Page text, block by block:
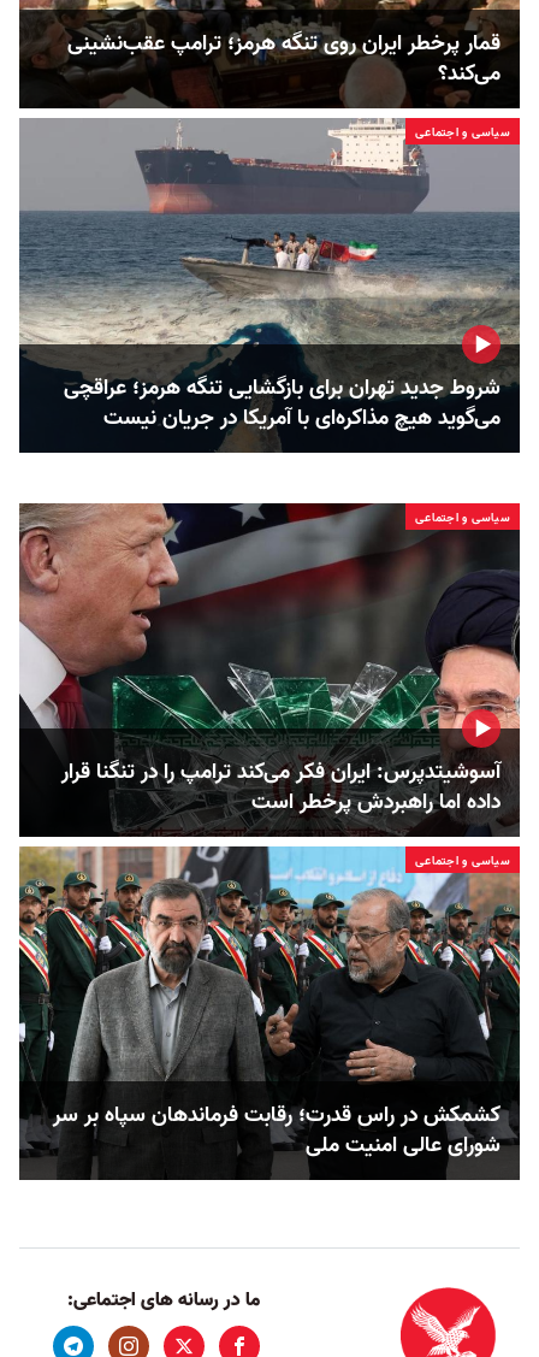
قمار پرخطر ایران روی تنگه هرمز؛ ترامپ عقب‌نشینی
می‌کند؟
سیاسی و اجتماعی
شروط جدید تهران برای بازگشایی تنگه هرمز؛ عراقچی
می‌گوید هیچ مذاکره‌ای با آمریکا در جریان نیست
سیاسی و اجتماعی
آسوشیتدپرس: ایران فکر می‌کند ترامپ را در تنگنا قرار
داده‌ اما راهبردش پرخطر است
سیاسی و اجتماعی
کشمکش در راس قدرت؛ رقابت فرماندهان سپاه بر سر
شورای عالی امنیت ملی
ما در رسانه های اجتماعی: